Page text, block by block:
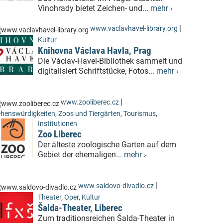
Vinohrady bietet Zeichen- und... mehr ›
www.vaclavhavel-library.org |
Kultur
Knihovna Václava Havla, Prag
Die Václav-Havel-Bibliothek sammelt und
digitalisiert Schriftstücke, Fotos... mehr ›
www.zooliberec.cz |
, Zoos und Tiergärten, Tourismus,
Institutionen
Zoo Liberec
Der älteste zoologische Garten auf dem
Gebiet der ehemaligen... mehr ›
www.saldovo-divadlo.cz |
Theater, Oper, Kultur
Šalda-Theater, Liberec
Zum traditionsreichen Šalda-Theater in